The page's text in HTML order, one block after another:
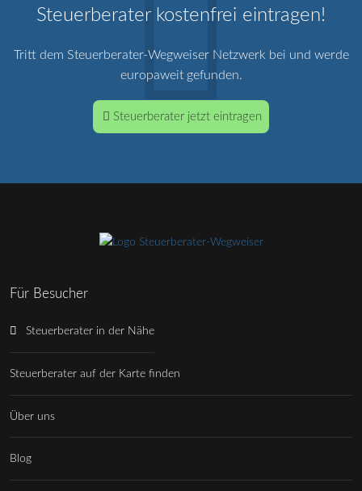
Steuerberater kostenfrei eintragen!
Tritt dem Steuerberater-Wegweiser Netzwerk bei und werde
europaweit gefunden.
Steuerberater jetzt eintragen
Für Besucher
Steuerberater in der Nähe
Steuerberater auf der Karte finden
Über uns
Blog